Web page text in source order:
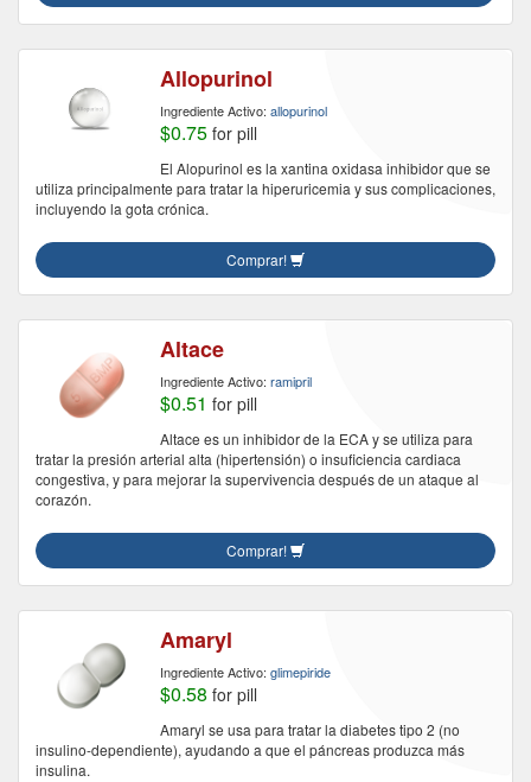
Allopurinol
Ingrediente Activo: allopurinol
$0.75 for pill
El Alopurinol es la xantina oxidasa inhibidor que se
utiliza principalmente para tratar la hiperuricemia y sus complicaciones,
incluyendo la gota crónica.
Comprar!
Altace
Ingrediente Activo: ramipril
$0.51 for pill
Altace es un inhibidor de la ECA y se utiliza para
tratar la presión arterial alta (hipertensión) o insuficiencia cardiaca
congestiva, y para mejorar la supervivencia después de un ataque al
corazón.
Comprar!
Amaryl
Ingrediente Activo: glimepiride
$0.58 for pill
Amaryl se usa para tratar la diabetes tipo 2 (no
insulino-dependiente), ayudando a que el páncreas produzca más
insulina.